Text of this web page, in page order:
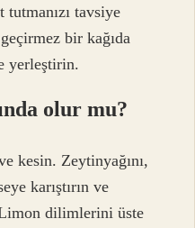
tutmanızı tavsiye
bir kağıda
yerleştirin.
olur mu?
kesin. Zeytinyağını,
karıştırın ve
Limon dilimlerini üste